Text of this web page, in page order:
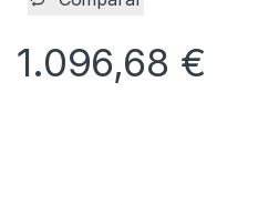
1.096,68 €